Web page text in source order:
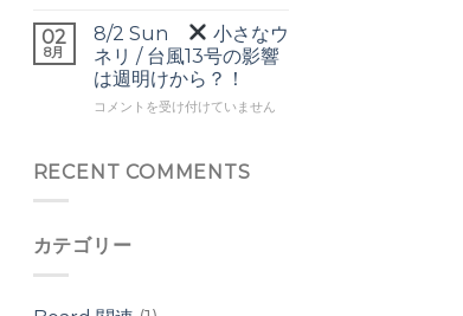
ド
ブ
レ
イ
ク
イ
ド
ブ
レ
イ
腰
腹
前
後
ネ
風
ェ
02
8月
8/2 Sun
小さなウ
ネリ / 台風13号の影響
は週明けから？！
8/2
小
ネ
台
コメントを受け付けていません
RECENT COMMENTS
カテゴリー